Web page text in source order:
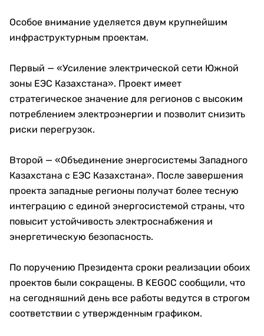
Особое внимание уделяется двум крупнейшим
инфраструктурным проектам.
Первый — «Усиление электрической сети Южной
зоны ЕЭС Казахстана». Проект имеет
стратегическое значение для регионов с высоким
потреблением электроэнергии и позволит снизить
риски перегрузок.
Второй — «Объединение энергосистемы Западного
Казахстана с ЕЭС Казахстана». После завершения
проекта западные регионы получат более тесную
интеграцию с единой энергосистемой страны, что
повысит устойчивость электроснабжения и
энергетическую безопасность.
По поручению Президента сроки реализации обоих
проектов были сокращены. В KEGOC сообщили, что
на сегодняшний день все работы ведутся в строгом
соответствии с утвержденным графиком.